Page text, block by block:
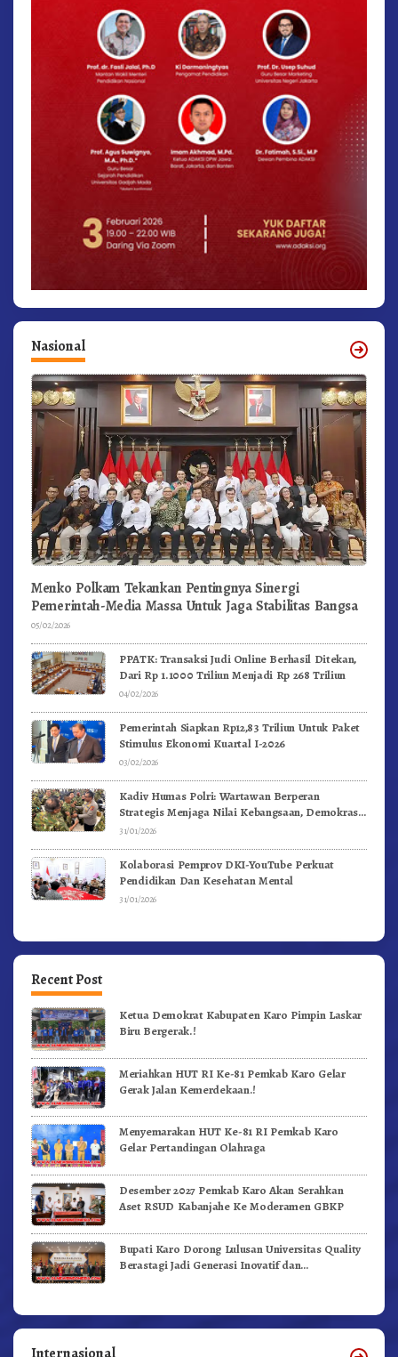
Nasional
Menko Polkam Tekankan Pentingnya Sinergi
Pemerintah-Media Massa Untuk Jaga Stabilitas Bangsa
05/02/2026
PPATK: Transaksi Judi Online Berhasil Ditekan,
Dari Rp 1.1000 Triliun Menjadi Rp 268 Triliun
04/02/2026
Pemerintah Siapkan Rp12,83 Triliun Untuk Paket
Stimulus Ekonomi Kuartal I-2026
03/02/2026
Kadiv Humas Polri: Wartawan Berperan
Strategis Menjaga Nilai Kebangsaan, Demokrasi,
dan NKRI
31/01/2026
Kolaborasi Pemprov DKI-YouTube Perkuat
Pendidikan Dan Kesehatan Mental
31/01/2026
Recent Post
Ketua Demokrat Kabupaten Karo Pimpin Laskar
Biru Bergerak.!
Meriahkan HUT RI Ke-81 Pemkab Karo Gelar
Gerak Jalan Kemerdekaan.!
Menyemarakan HUT Ke-81 RI Pemkab Karo
Gelar Pertandingan Olahraga
Desember 2027 Pemkab Karo Akan Serahkan
Aset RSUD Kabanjahe Ke Moderamen GBKP
Bupati Karo Dorong Lulusan Universitas Quality
Berastagi Jadi Generasi Inovatif dan